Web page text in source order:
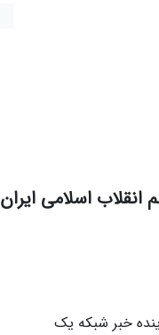
اسلامی ایران
خبر شبکه یک